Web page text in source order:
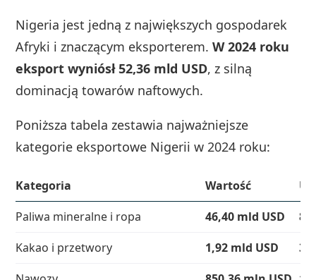
Nigeria jest jedną z największych gospodarek
Afryki i znaczącym eksporterem.W 2024 roku
eksport wyniósł 52,36 mld USD, z silną
dominacją towarów naftowych.
Poniższa tabela zestawia najważniejsze
kategorie eksportowe Nigerii w 2024 roku:
Kategoria Wartość
Paliwa mineralne i ropa
46,40 mld USD
Kakao i przetwory
1,92 mld USD